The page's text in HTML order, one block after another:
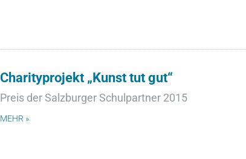
Charityprojekt „Kunst tut gut“
Preis der Salzburger Schulpartner 2015
MEHR »